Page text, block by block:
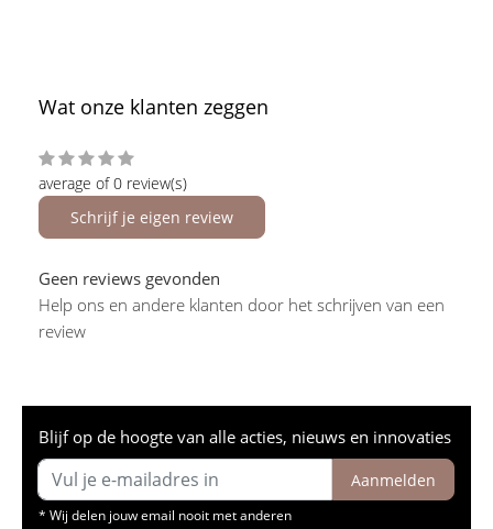
Wat onze klanten zeggen
average of 0 review(s)
Schrijf je eigen review
Geen reviews gevonden
Help ons en andere klanten door het schrijven van een
review
Blijf op de hoogte van alle acties, nieuws en innovaties
Aanmelden
* Wij delen jouw email nooit met anderen